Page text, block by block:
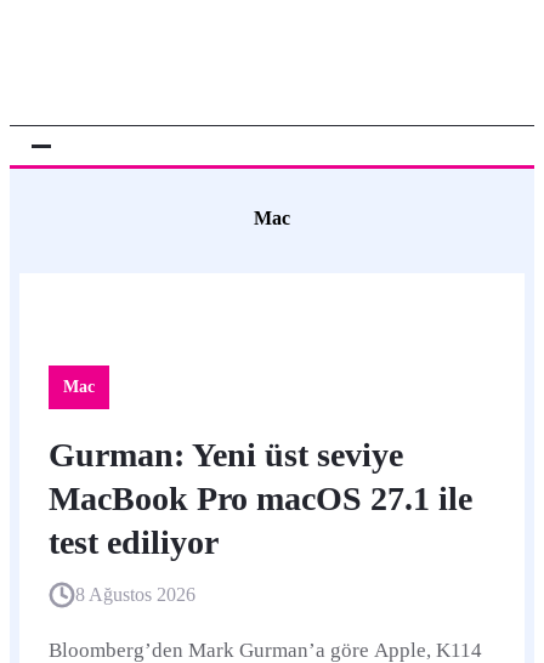
Mac
Mac
Gurman: Yeni üst seviye
MacBook Pro macOS 27.1 ile
test ediliyor
8 Ağustos 2026
Bloomberg’den Mark Gurman’a göre Apple, K114